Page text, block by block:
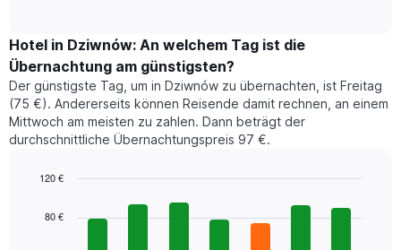
den
durchschnittlichen
Zimmerpreis
im
jeweiligen
Monat
an.
Diagramm
Hotel in Dziwnów: An welchem Tag ist die
Übernachtung am günstigsten?
Der günstigste Tag, um in Dziwnów zu übernachten, ist Freitag
(75 €). Andererseits können Reisende damit rechnen, an einem
Mittwoch am meisten zu zahlen. Dann beträgt der
durchschnittliche Übernachtungspreis 97 €.
chart
80 €
120 €